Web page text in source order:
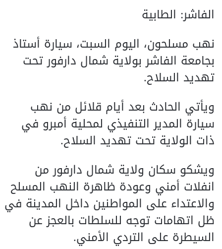
الفاشر: الطابية
نهب مسلحون، اليوم السبت، سيارة أستاذ
بجامعة الفاشر بولاية شمال دارفور تحت
تهديد السلاح.
ويأتي الحادث بعد أيام قلائل من نهب
سيارة المدير التنفيذي لمحلية أمبرو في
ذات الولاية تحت تهديد السلاح.
ويشكو سكان ولاية شمال دارفور من
انفلات أمني وعودة ظاهرة النهب المسلح
والاعتداء على المواطنين داخل المدينة في
ظل اتهامات توجه للسلطات بالعجز عن
السيطرة على التردي الأمني.